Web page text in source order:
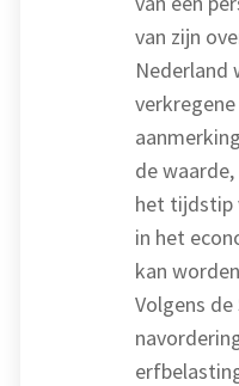
van zijn
Nederland
de
het tijdstip
in het
kan
Volgens